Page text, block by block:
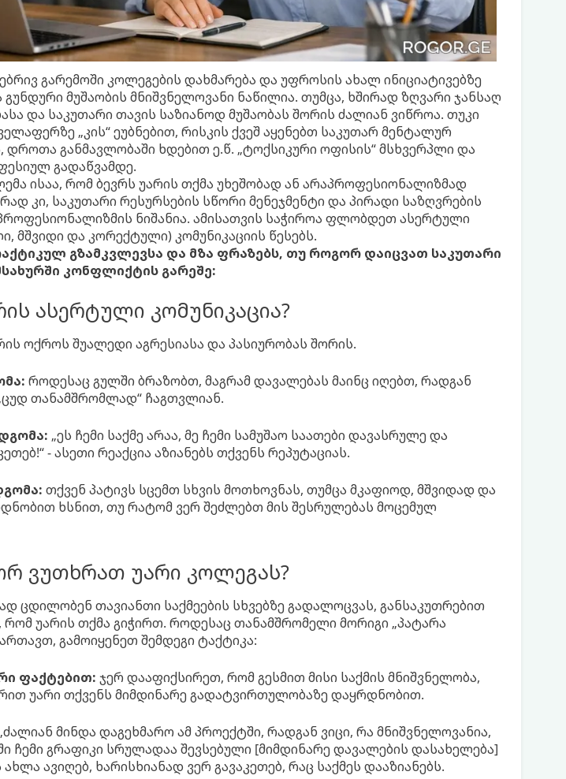
გარემოში კოლეგების დახმარება და უფროსის ახალ ინიციატივებზე
გუნდური მუშაობის მნიშვნელოვანი ნაწილია. თუმცა, ხშირად ზღვარი ჯანსაღ
და საკუთარი თავის საზიანოდ მუშაობას შორის ძალიან ვიწროა. თუკი
„კის“ ეუბნებით, რისკის ქვეშ აყენებთ საკუთარ მენტალურ
განმავლობაში ხდებით ე.წ. „ტოქსიკური ოფისის“ მსხვერპლი და
გადაწვამდე.
ისაა, რომ ბევრს უარის თქმა უხეშობად ან არაპროფესიონალიზმად
კი, საკუთარი რესურსების სწორი მენეჯმენტი და პირადი საზღვრების
ნიშანია. ამისათვის საჭიროა ფლობდეთ ასერტული
მშვიდი და კორექტული) კომუნიკაციის წესებს.
გზამკვლევსა და მზა ფრაზებს, თუ როგორ დაიცვათ საკუთარი
კონფლიქტის გარეშე:
ასერტული კომუნიკაცია?
ოქროს შუალედი აგრესიასა და პასიურობას შორის.
როდესაც გულში ბრაზობთ, მაგრამ დავალებას მაინც იღებთ, რადგან
თანამშრომლად“ ჩაგთვლიან.
„ეს ჩემი საქმე არაა, მე ჩემი სამუშაო საათები დავასრულე და
- ასეთი რეაქცია აზიანებს თქვენს რეპუტაციას.
თქვენ პატივს სცემთ სხვის მოთხოვნას, თუმცა მკაფიოდ, მშვიდად და
ხსნით, თუ რატომ ვერ შეძლებთ მის შესრულებას მოცემულ
ვუთხრათ უარი კოლეგას?
ცდილობენ თავიანთი საქმეების სხვებზე გადალოცვას, განსაკუთრებით
რომ უარის თქმა გიჭირთ. როდესაც თანამშრომელი მორიგი „პატარა
გამოიყენეთ შემდეგი ტაქტიკა:
ფაქტებით: ჯერ დააფიქსირეთ, რომ გესმით მისი საქმის მნიშვნელობა,
უარი თქვენს მიმდინარე გადატვირთულობაზე დაყრდნობით.
მინდა დაგეხმარო ამ პროექტში, რადგან ვიცი, რა მნიშვნელოვანია,
ჩემი გრაფიკი სრულადაა შევსებული [მიმდინარე დავალების დასახელება]
ახლა ავიღებ, ხარისხიანად ვერ გავაკეთებ, რაც საქმეს დააზიანებს.